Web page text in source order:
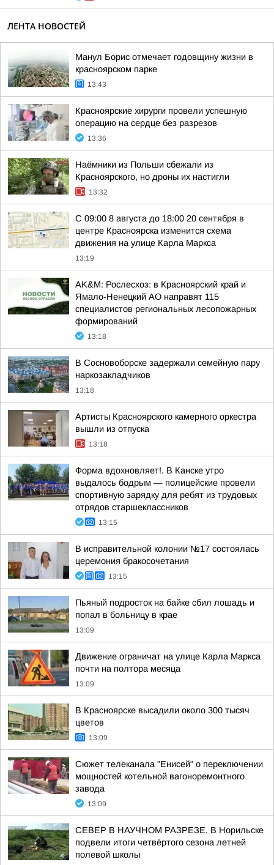
ЛЕНТА НОВОСТЕЙ
Манул Борис отмечает годовщину жизни в
красноярском парке
13:43
Красноярские хирурги провели успешную
операцию на сердце без разрезов
13:36
Наёмники из Польши сбежали из
Красноярского, но дроны их настигли
13:32
С 09:00 8 августа до 18:00 20 сентября в
центре Красноярска изменится схема
движения на улице Карла Маркса
13:19
AK&M: Рослесхоз: в Красноярский край и
Ямало-Ненецкий АО направят 115
специалистов региональных лесопожарных
формирований
13:18
В Сосновоборске задержали семейную пару
наркозакладчиков
13:18
Артисты Красноярского камерного оркестра
вышли из отпуска
13:18
Форма вдохновляет!. В Канске утро
выдалось бодрым — полицейские провели
спортивную зарядку для ребят из трудовых
отрядов старшеклассников
13:15
В исправительной колонии №17 состоялась
церемония бракосочетания
13:15
Пьяный подросток на байке сбил лошадь и
попал в больницу в крае
13:09
Движение ограничат на улице Карла Маркса
почти на полтора месяца
13:09
В Красноярске высадили около 300 тысяч
цветов
13:09
Сюжет телеканала "Енисей" о переключении
мощностей котельной вагоноремонтного
завода
13:09
СЕВЕР В НАУЧНОМ РАЗРЕЗЕ. В Норильске
подвели итоги четвёртого сезона летней
полевой школы